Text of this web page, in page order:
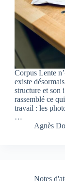
Corpus Lente
existe
structure et son
rassemblé ce
travail : les
…
Agnès
Notes